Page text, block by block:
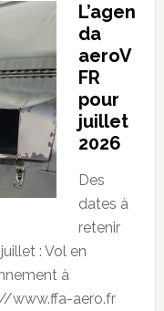
L’agen
da
aeroV
FR
pour
juillet
2026
Des
dates à
retenir
: Vol en
à
www.ffa-aero.fr